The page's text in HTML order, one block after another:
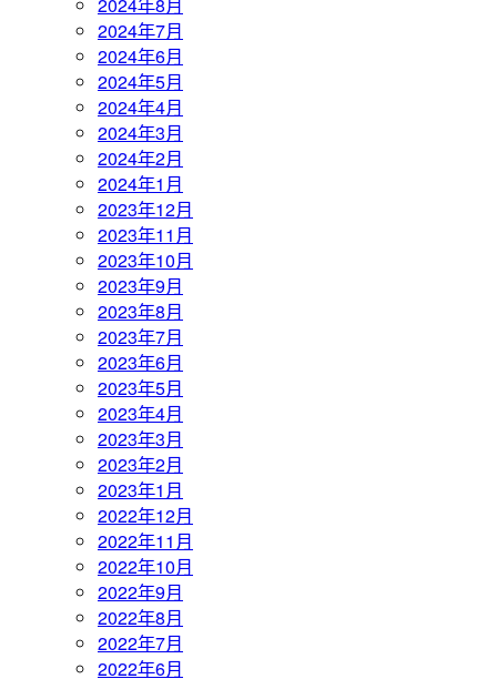
2024年8月
2024年7月
2024年6月
2024年5月
2024年4月
2024年3月
2024年2月
2024年1月
2023年12月
2023年11月
2023年10月
2023年9月
2023年8月
2023年7月
2023年6月
2023年5月
2023年4月
2023年3月
2023年2月
2023年1月
2022年12月
2022年11月
2022年10月
2022年9月
2022年8月
2022年7月
2022年6月